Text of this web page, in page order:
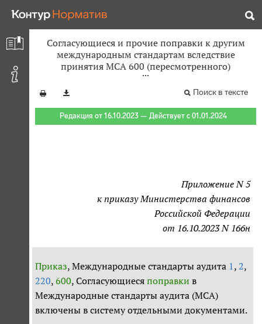
Согласующиеся и прочие поправки к другим
международным стандартам вследствие
принятия МСА 600 (пересмотренного)
Поиск в тексте
Редакция от 16.10.2023 — Действует с 01.01.2024
Приложение N 5
к приказу Министерства финансов
Российской Федерации
от 16.10.2023 N 166н
Приказ, Международные стандарты аудита 1, 2,
220, 600, Согласующиеся поправки в
Международные стандарты аудита (МСА)
включены в систему отдельными документами.